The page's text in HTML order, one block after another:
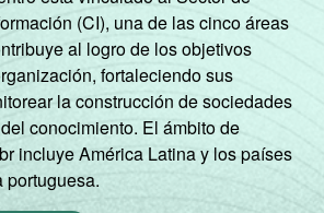
(CI), una de las cinco áreas
al logro de los objetivos
fortaleciendo sus
la construcción de sociedades
conocimiento. El ámbito de
incluye América Latina y los países
portuguesa.